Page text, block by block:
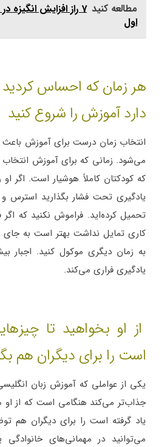
مطالعه کنید
7 راز افزایش
اول
هر زمان که احساس کردید
دارد آموزش را شروع کنید
انتخاب زمان درست برای آموزش باعث
می‌شود. زمانی که برای آموزش انتخاب
که کودکتان کاملاً هوشیار است. اگر او
یادگیری تحت فشار بگذارید استرس
تحمیل کرده‌اید. فراموش نکنید که اگر
کاری تمایل نداشت بهتر است به جای
به زمان دیگری موکول کنید. اجبار
یادگیری فراری می‌کند.
از او بخواهید تا
است را برای دیگران هم
جذاب‌تر می‌کند هنگامی است که از او
یاد گرفته است را برای دیگران هم
می‌توانید در مهمانی‌های